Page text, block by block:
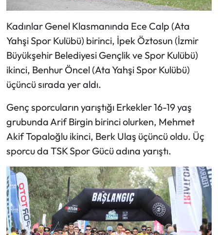
Kadınlar Genel Klasmanında Ece Calp (Ata
Yahşi Spor Kulübü) birinci, İpek Öztosun (İzmir
Büyükşehir Belediyesi Gençlik ve Spor Kulübü)
ikinci, Benhur Öncel (Ata Yahşi Spor Kulübü)
üçüncü sırada yer aldı.
Genç sporcuların yarıştığı Erkekler 16-19 yaş
grubunda Arif Birgin birinci olurken, Mehmet
Akif Topaloğlu ikinci, Berk Ulaş üçüncü oldu. Üç
sporcu da TSK Spor Gücü adına yarıştı.